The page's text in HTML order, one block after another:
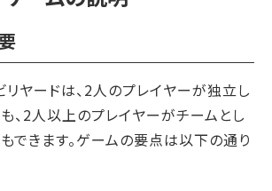
リヤードは、2人のプレイヤーが独立し
、2人以上のプレイヤーがチームとし
できます。ゲームの要点は以下の通り